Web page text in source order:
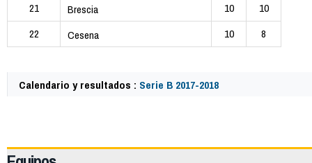
21
Brescia 10
10
22
Cesena 10 8
Calendario y resultados : Serie B 2017-2018